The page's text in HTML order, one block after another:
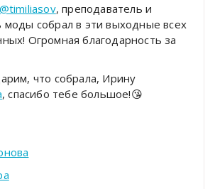
@timiliasov, преподаватель и
моды собрал в эти выходные всех
Огромная благодарность за
что собрала, Ирину
, спасибо тебе большое!😘